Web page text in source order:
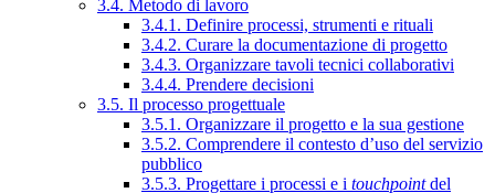
3.4. Metodo di lavoro
3.4.1. Definire processi, strumenti e rituali
3.4.2. Curare la documentazione di progetto
3.4.3. Organizzare tavoli tecnici collaborativi
3.4.4. Prendere decisioni
3.5. Il processo progettuale
3.5.1. Organizzare il progetto e la sua gestione
3.5.2. Comprendere il contesto d’uso del servizio
pubblico
3.5.3. Progettare i processi e i touchpointdel